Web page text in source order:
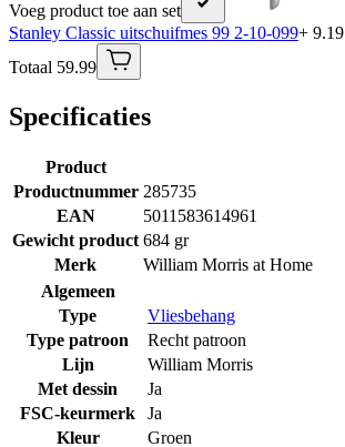
Voeg product toe aan set
Stanley Classic uitschuifmes 99 2-10-099+ 9.19
Totaal 59.99
Specificaties
Product
Productnummer 285735
EAN
5011583614961
Gewicht product 684 gr
Merk
William Morris at Home
Algemeen
Type
Vliesbehang
Type patroon
Recht patroon
Lijn
William Morris
Met dessin
Ja
FSC-keurmerk
Ja
Kleur
Groen